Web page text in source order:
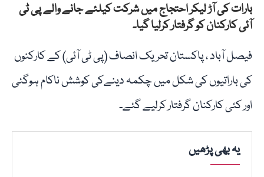
بارات کی آڑ لیکر احتجاج میں شرکت کیلئے جانے والے پی ٹی
آئی کارکنان کو گرفتار کرلیا گیا۔
فیصل آباد ، پاکستان تحریک انصاف (پی ٹی آئی) کے کارکنوں
کی باراتیوں کی شکل میں چکمہ دینےکی کوشش ناکام ہوگئی
اور کئی کارکنان گرفتار کرلیے گئے۔
یہ بھی پڑھیں